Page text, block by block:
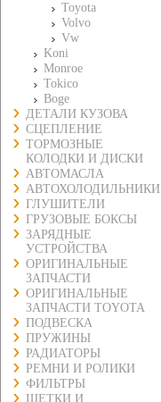
Toyota
Volvo
Vw
Koni
Monroe
Tokico
Boge
ДЕТАЛИ КУЗОВА
СЦЕПЛЕНИЕ
ТОРМОЗНЫЕ
КОЛОДКИ И ДИСКИ
АВТОМАСЛА
АВТОХОЛОДИЛЬНИКИ
ГЛУШИТЕЛИ
ГРУЗОВЫЕ БОКСЫ
ЗАРЯДНЫЕ
УСТРОЙСТВА
ОРИГИНАЛЬНЫЕ
ЗАПЧАСТИ
ОРИГИНАЛЬНЫЕ
ЗАПЧАСТИ TOYOTA
ПОДВЕСКА
ПРУЖИНЫ
РАДИАТОРЫ
РЕМНИ И РОЛИКИ
ФИЛЬТРЫ
ЩЕТКИ И